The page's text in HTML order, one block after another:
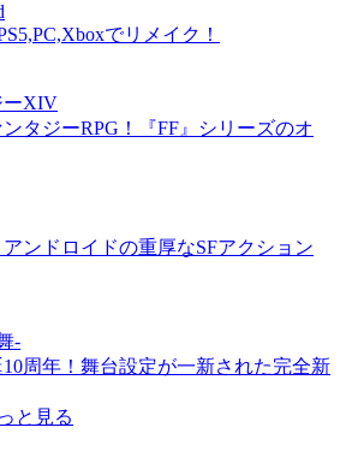
でリメイク！
ーXIV
タジーRPG！『FF』シリーズのオ
ンドロイドの重厚なSFアクション
-
10周年！舞台設定が一新された完全新
と見る